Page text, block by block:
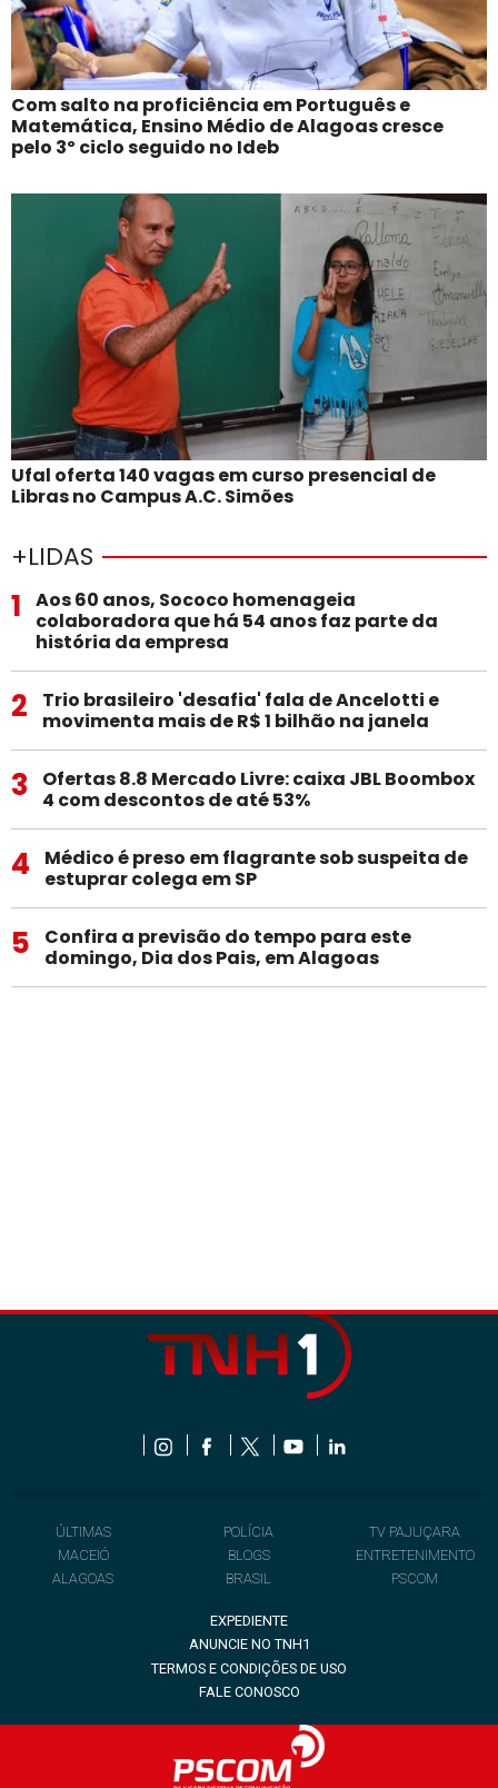
Com salto na proficiência em Português e
Matemática, Ensino Médio de Alagoas cresce
pelo 3º ciclo seguido no Ideb
Ufal oferta 140 vagas em curso presencial de
Libras no Campus A.C. Simões
+LIDAS
1
Aos 60 anos, Sococo homenageia
colaboradora que há 54 anos faz parte da
história da empresa
2
Trio brasileiro 'desafia' fala de Ancelotti e
movimenta mais de R$ 1 bilhão na janela
3
Ofertas 8.8 Mercado Livre: caixa JBL Boombox
4 com descontos de até 53%
4
Médico é preso em flagrante sob suspeita de
estuprar colega em SP
5
Confira a previsão do tempo para este
domingo, Dia dos Pais, em Alagoas
ÚLTIMAS
MACEIÓ
ALAGOAS
POLÍCIA
BLOGS
BRASIL
TV PAJUÇARA
ENTRETENIMENTO
PSCOM
EXPEDIENTE
ANUNCIE NO TNH1
TERMOS E CONDIÇÕES DE USO
FALE CONOSCO